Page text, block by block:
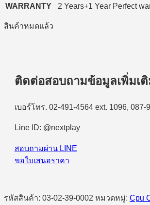
WARRANTY 2 Years+1 Year Perfect
สินค้าหมดแล้ว
ติดต่อสอบถามข้อมูลเพิ่มเ
เบอร์โทร. 02-491-4564 ext. 1096, 087-
Line ID: @nextplay
สอบถามผ่าน LINE
ขอใบเสนอราคา
รหัสสินค้า: 03-02-39-0002 หมวดหมู่: Cpu